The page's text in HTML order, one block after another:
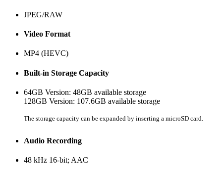
JPEG/RAW
Video Format
MP4 (HEVC)
Built-in Storage Capacity
64GB Version: 48GB available storage
128GB Version: 107.6GB available storage
The storage capacity can be expanded by inserting a microSD card.
Audio Recording
48 kHz 16-bit; AAC